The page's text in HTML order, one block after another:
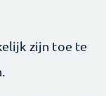
zijn toe te